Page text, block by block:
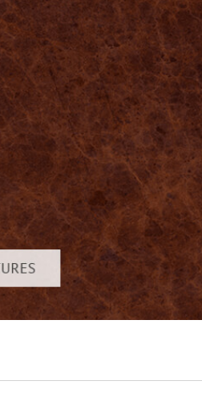
Services de retouche de produits Services